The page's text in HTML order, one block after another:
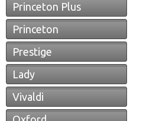
Princeton Plus
Princeton
Prestige
Lady
Vivaldi